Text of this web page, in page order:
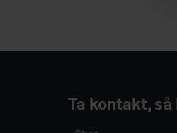
Ta kontakt,